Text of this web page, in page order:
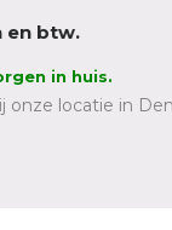
en btw.
in huis.
onze locatie in